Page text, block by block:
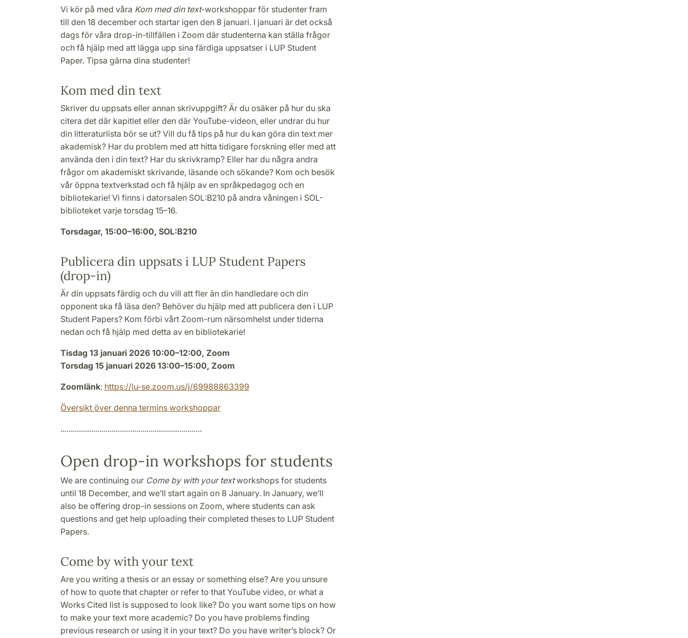
Vi kör på med våra Kom med din text-workshoppar för studenter fram
till den 18 december och startar igen den 8 januari. I januari är det också
dags för våra drop-in-tillfällen i Zoom där studenterna kan ställa frågor
och få hjälp med att lägga upp sina färdiga uppsatser i LUP Student
Paper. Tipsa gärna dina studenter!
Kom med din text
Skriver du uppsats eller annan skrivuppgift? Är du osäker på hur du ska
citera det där kapitlet eller den där YouTube-videon, eller undrar du hur
din litteraturlista bör se ut? Vill du få tips på hur du kan göra din text mer
akademisk? Har du problem med att hitta tidigare forskning eller med att
använda den i din text? Har du skrivkramp? Eller har du några andra
frågor om akademiskt skrivande, läsande och sökande? Kom och besök
vår öppna textverkstad och få hjälp av en språkpedagog och en
bibliotekarie! Vi finns i datorsalen SOL:B210 på andra våningen i SOL-
biblioteket varje torsdag 15–16.
Torsdagar, 15:00–16:00, SOL:B210
Publicera din uppsats i LUP Student Papers
(drop-in)
Är din uppsats färdig och du vill att fler än din handledare och din
opponent ska få läsa den? Behöver du hjälp med att publicera den i LUP
Student Papers? Kom förbi vårt Zoom-rum närsomhelst under tiderna
nedan och få hjälp med detta av en bibliotekarie!
Tisdag 13 januari 2026 10:00–12:00, Zoom
Torsdag 15 januari 2026 13:00–15:00, Zoom
Zoomlänk: https://lu-se.zoom.us/j/69988863399
Översikt över denna termins workshoppar
.....................................................................
Open drop-in workshops for students
We are continuing our Come by with your textworkshops for students
until 18 December, and we’ll start again on 8 January. In January, we’ll
also be offering drop-in sessions on Zoom, where students can ask
questions and get help uploading their completed theses to LUP Student
Papers.
Come by with your text
Are you writing a thesis or an essay or something else? Are you unsure
of how to quote that chapter or refer to that YouTube video, or what a
Works Cited list is supposed to look like? Do you want some tips on how
to make your text more academic? Do you have problems finding
previous research or using it in your text? Do you have writer’s block? Or